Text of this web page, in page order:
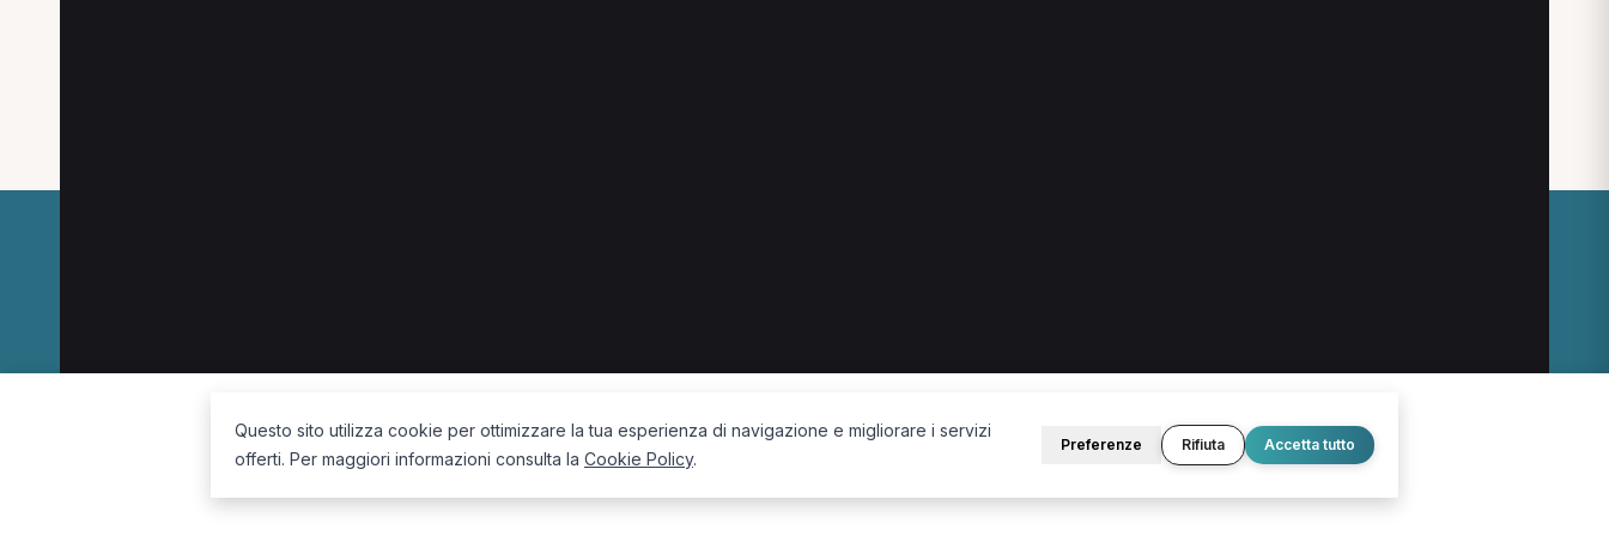
Questo sito utilizza cookie per ottimizzare la tua esperienza di navigazione e migliorare i servizi
offerti. Per maggiori informazioni consulta la Cookie Policy.
Preferenze Rifiuta Accetta tutto